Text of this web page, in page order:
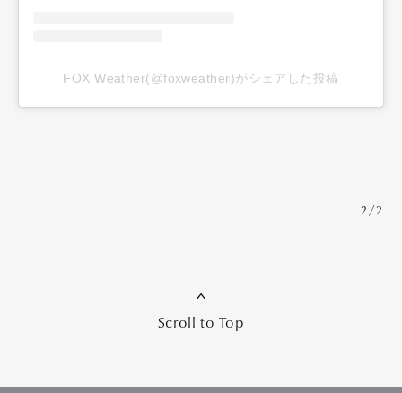
FOX Weather(@foxweather)がシェアした投稿
2/2
Scroll to Top